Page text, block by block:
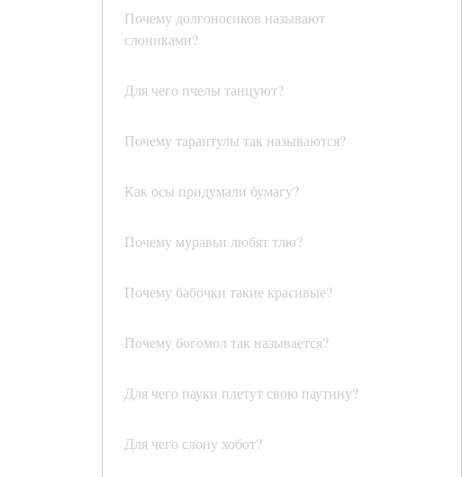
Почему долгоносиков называют
слониками?
Для чего пчелы танцуют?
Почему тарантулы так называются?
Как осы придумали бумагу?
Почему муравьи любят тлю?
Почему бабочки такие красивые?
Почему богомол так называется?
Для чего пауки плетут свою паутину?
Для чего слону хобот?